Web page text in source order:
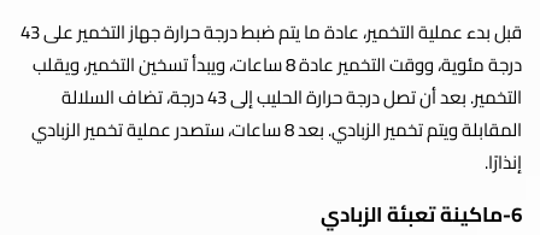
قبل بدء عملية التخمير، عادة ما يتم ضبط درجة حرارة جهاز التخمير على 43
درجة مئوية، ووقت التخمير عادة 8 ساعات، ويبدأ تسخين التخمير، ويقلب
التخمير. بعد أن تصل درجة حرارة الحليب إلى 43 درجة، تضاف السلالة
المقابلة ويتم تخمير الزبادي. بعد 8 ساعات، ستصدر عملية تخمير الزبادي
إنذارًا.
6-ماكينة تعبئة الزبادي